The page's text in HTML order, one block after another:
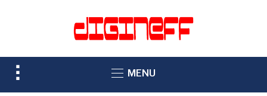
TOGGLE
SIDEBAR
MENU